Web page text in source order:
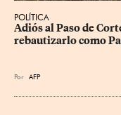
POLÍTICA
Adiós al Paso de
rebautizarlo como
Por AFP